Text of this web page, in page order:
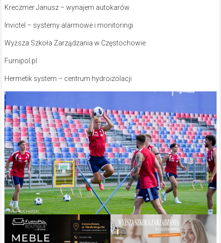
Kreczmer Janusz – wynajem autokarów
Invictel – systemy alarmowe i monitoringi
Wyższa Szkoła Zarządzania w Częstochowie
Furnipol.pl
Hermetik system – centrum hydroizolacji